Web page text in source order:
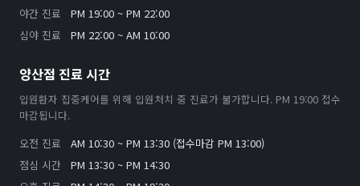
야간 진료
PM 19:00 ~ PM 22:00
심야 진료
PM 22:00 ~ AM 10:00
양산점 진료 시간
입원환자 집중케어를 위해 입원처치 중 진료가 불가합니다. PM 19:00 접수
마감됩니다.
오전 진료
AM 10:30 ~ PM 13:30 (접수마감 PM 13:00)
점심 시간
PM 13:30 ~ PM 14:30